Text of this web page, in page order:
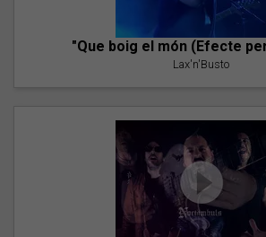
"Que boig el món (Efecte
Lax'n'Busto